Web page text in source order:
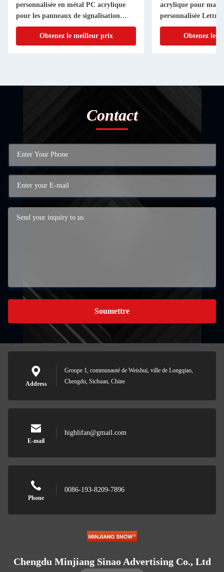
personnalisée en métal PC acrylique
pour les panneaux de signalisation
murale en acier inoxydable
Obtenez le meilleur prix
acrylique pour
personnalisée
rétroéclairées à LED
Obtenez le
Contact
Soumettre
Address
Groupe 1, communauté de Weishui, ville de Longqiao,
Chengdu, Sichuan, Chine
E-mail
highlifan@gmail.com
Phone
0086-193-8209-7896
Chengdu Minjiang Sinao Advertising Co., Ltd